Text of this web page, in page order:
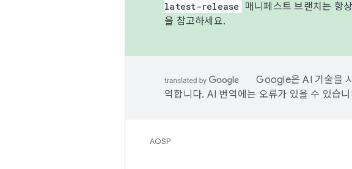
latest-release
매니페스트 브랜치는 항
을 참고하세요.
Google은 AI 기술을
역합니다. AI 번역에는 오류가 있을 수 있습
AOSP